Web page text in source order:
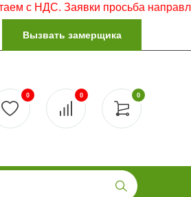
Заявки просьба направлять на
Вызвать замерщика
0
0 0